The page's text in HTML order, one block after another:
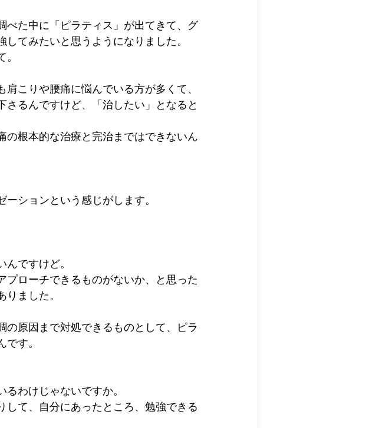
べた中に「ピラティス」が出てきて、グ
てみたいと思うようになりました。
こりや腰痛に悩んでいる方が多くて、
るんですけど、「治したい」となると
の根本的な治療と完治まではできないん
ションという感じがします。
ですけど。
プローチできるものがないか、と思った
ました。
原因まで対処できるものとして、ピラ
す。
わけじゃないですか。
して、自分にあったところ、勉強できる